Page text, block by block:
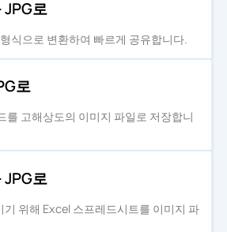
JPG로
식으로 변환하여 빠르게 공유합니다.
로
고해상도의 이미지 파일로 저장합니
JPG로
기 위해 Excel 스프레드시트를 이미지 파